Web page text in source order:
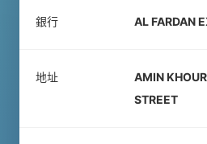
銀行 AL FARDAN
地址
AMIN
STREET